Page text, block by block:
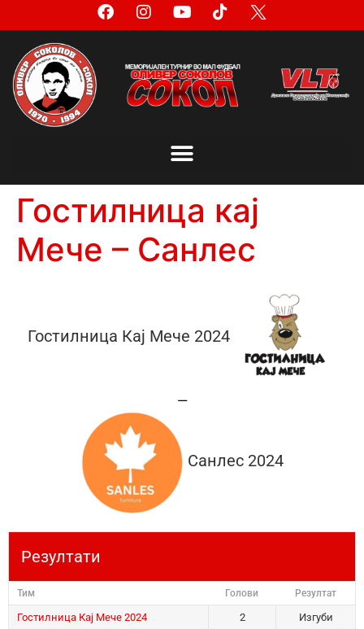
Гостилница кај
Мече – Санлес
Гостилница Кај Мече 2024
—
Санлес 2024
Резултати
Тим Голови Резултат
Гостилница Кај Мече 2024 2
Изгуби